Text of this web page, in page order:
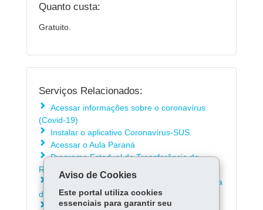
Quanto custa:
Gratuito.
Serviços Relacionados:
Acessar informações sobre o coronavírus
(Covid-19)
Instalar o aplicativo Coronavírus-SUS
Acessar o Aula Paraná
Programa Estadual de Transferência de
Renda - Cartão Comida Boa
Acessar os boletins da Covid-19 da Secretaria
da Saúde
Consultar o Melhor Hora Paraná
Aviso de Cookies
Este portal utiliza cookies
essenciais para garantir seu